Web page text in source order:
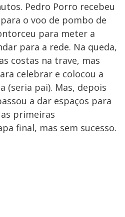
Pedro Porro recebeu
o voo de pombo de
para meter a
para a rede. Na queda,
costas na trave, mas
celebrar e colocou a
(seria pai). Mas, depois
a dar espaços para
primeiras
final, mas sem sucesso.